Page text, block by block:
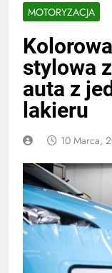
MOTORYZACJA
stylowa
auta z
lakieru
10 Marca,